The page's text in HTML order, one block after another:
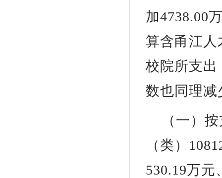
加4738.00
算含甬江人
校院所支出
数也同理减
（一）
（类）
530.19万元